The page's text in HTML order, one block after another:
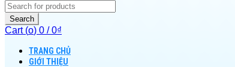
Search
Cart (o) 0 / 0₫
TRANG CHỦ
GIỚI THIỆU